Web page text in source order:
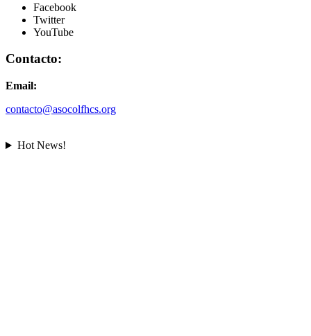
Facebook
Twitter
YouTube
Contacto:
Email:
contacto@asocolfhcs.org
Hot News!